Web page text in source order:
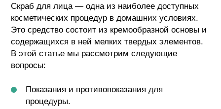
Скраб для лица — одна из наиболее доступных
косметических процедур в домашних условиях.
Это средство состоит из кремообразной основы и
содержащихся в ней мелких твердых элементов.
В этой статье мы рассмотрим следующие
вопросы:
Показания и противопоказания для
процедуры.